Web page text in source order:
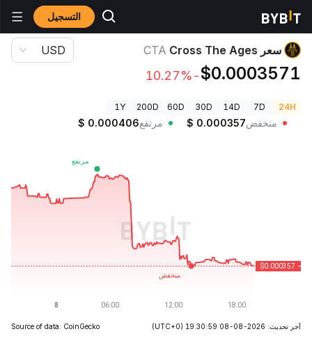
التسجيل أسعار العملات الرقمية
سعر Cross The Ages CTA
$0.0003571
-10.27%
USD
24H
7D
14D
30D
60D
200D
1Y
منخفض $ 0.000357 مرتفع $ 0.000406
آخر تحديث: 2026-08-08 19:30:59 (UTC+0)
Source of data: CoinGecko